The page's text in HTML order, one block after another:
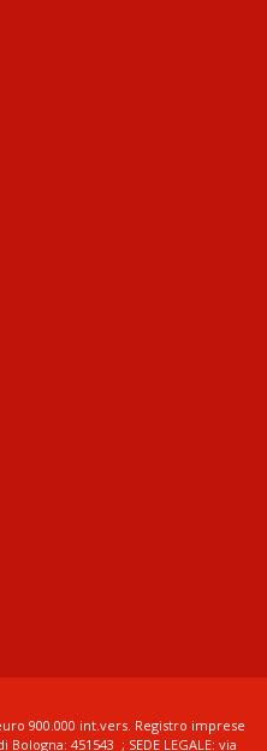
900.000 int.vers. Registro imprese
Bologna: 451543 ; SEDE LEGALE: via